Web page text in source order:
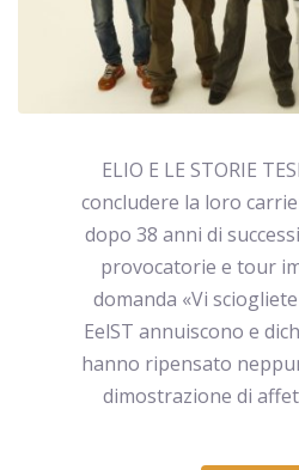
ELIO E LE STORIE
concludere la loro
dopo 38 anni di
provocatorie e tour
domanda «Vi
EelST annuiscono e
hanno ripensato
dimostrazione di